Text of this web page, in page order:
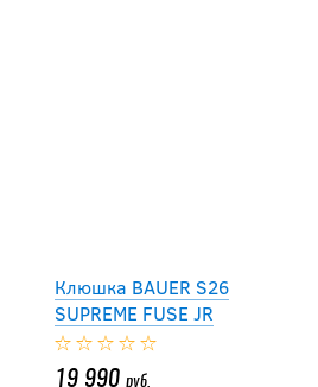
Клюшка BAUER S26
SUPREME FUSE JR
19 990руб.